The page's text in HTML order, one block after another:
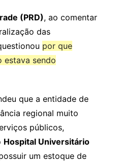
(PRD), ao comentar
das
por que
sendo
que a entidade de
regional muito
públicos,
Hospital Universitário
um estoque de